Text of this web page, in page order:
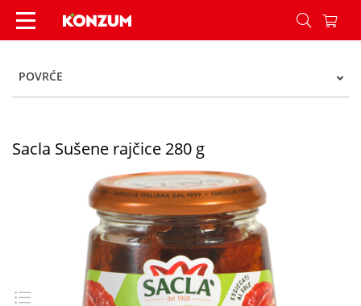
Sacla Sušene rajčice 280 g - Konzum
POVRĆE
Sacla Sušene rajčice 280 g